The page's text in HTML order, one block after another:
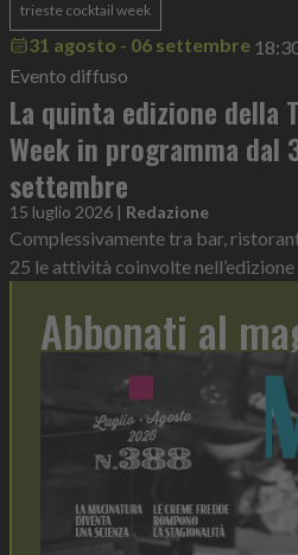
trieste cocktail week
31 agosto - 06 settembre
Evento diffuso
La quinta edizione della
Week in programma dal
settembre
15 luglio 2026 | Redazione
Complessivamente tra bar,
25 le attività coinvolte
Abbonati al